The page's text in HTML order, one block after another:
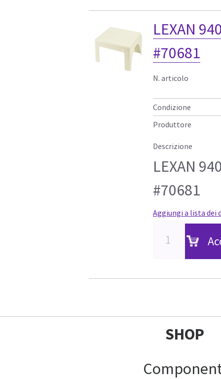
LEXAN
#70681
N. articolo
Condizione
Produttore
Descrizione
LEXAN
#70681
Aggiungi a lista dei
SHOP